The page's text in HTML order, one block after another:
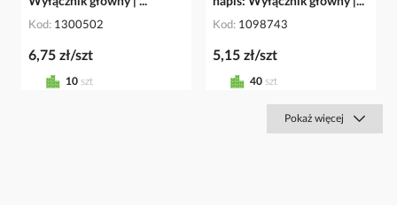
Kod 1300502
6,75 zł/szt
10 szt
Kod 1098743
5,15 zł/szt
40 szt
Pokaż więcej